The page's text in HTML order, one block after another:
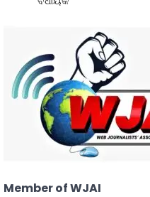
Member of WJAI